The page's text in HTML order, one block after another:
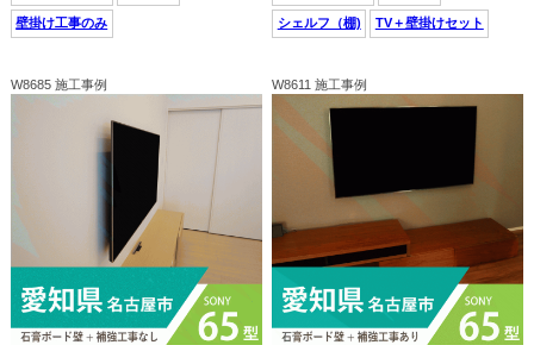
壁掛け工事のみ シェルフ（棚) TV＋壁掛けセット
W8685 施工事例 W8611 施工事例